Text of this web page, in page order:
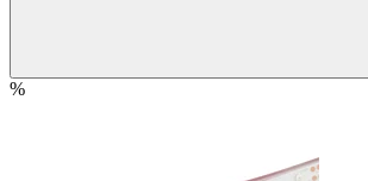
%